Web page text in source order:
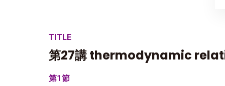
TITLE
第27講 thermodynamic
第1節